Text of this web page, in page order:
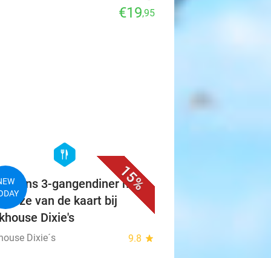
€19,95
15%
hexagon
food
3-gangendiner met
van de kaart bij
Dixie's
Dixie´s 9.8 star